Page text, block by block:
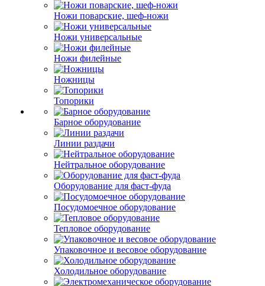
Ножи поварские, шеф-ножи
Ножи универсальные
Ножи филейные
Ножницы
Топорики
Барное оборудование
Линии раздачи
Нейтральное оборудование
Оборудование для фаст-фуда
Посудомоечное оборудование
Тепловое оборудование
Упаковочное и весовое оборудование
Холодильное оборудование